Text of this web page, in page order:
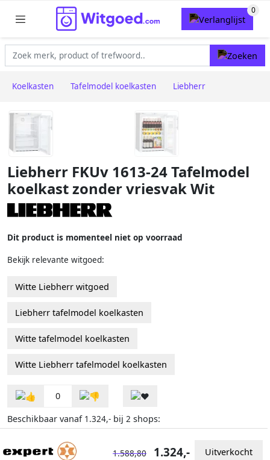
Koelkasten Tafelmodel koelkasten Liebherr
Liebherr FKUv 1613-24 Tafelmodel
koelkast zonder vriesvak Wit
Dit product is momenteel niet op voorraad
Bekijk relevante witgoed:
Witte Liebherr witgoed
Liebherr tafelmodel koelkasten
Witte tafelmodel koelkasten
Witte Liebherr tafelmodel koelkasten
0
Beschikbaar vanaf 1.324,- bij 2 shops:
1.588,80 1.324,- Uitverkocht